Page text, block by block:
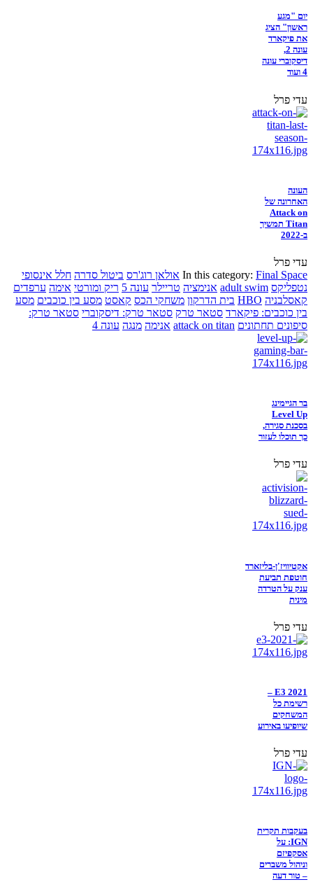
יום "מגע
ראשון" הציג
את פיקארד
עונה 2,
דיסקוברי עונה
4 ועוד
עדי פרל
העונה
האחרונה של
Attack on
Titan תמשיך
ב-2022
עדי פרל
In this category: Final Space אולאן רוג'רס ביטול סדרה חלל אינסופי
נטפליקס adult swim אנימציה טריילר עונה 5 ריק ומורטי אימה ערפדים
קאסלבניה HBO בית הדרקון משחקי הכס קאסט מסע בין כוכבים מסע
בין כוכבים: פיקארד סטאר טרק סטאר טרק: דיסקוברי סטאר טרק:
סיפונים תחתונים attack on titan אנימה מנגה עונה 4
בר הגיימינג
Level Up
בסכנת סגירה,
כך תוכלו לעזור
עדי פרל
אקטיוויז'ן-בליזארד
חוטפת תביעת
ענק על הטרדה
מינית
עדי פרל
E3 2021 –
רשימת כל
המשחקים
שיופיעו באירוע
עדי פרל
בעקבות תקרית
IGN: על
אסקפיזם
וניהול משברים
– טור דעה